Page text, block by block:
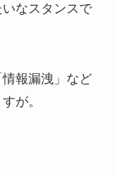
なスタンスで
報漏洩」など
が。